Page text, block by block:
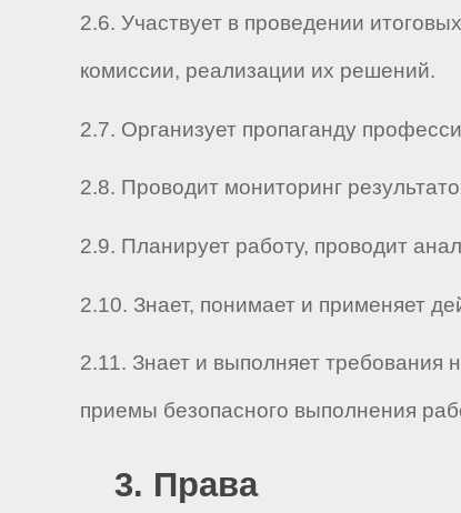
2.6. Участвует в проведении
комиссии, реализации их решений.
2.7. Организует пропаганду
2.8. Проводит мониторинг
2.9. Планирует работу, проводит
2.10. Знает, понимает и применяет
2.11. Знает и выполняет
приемы безопасного выполнения
3. Права